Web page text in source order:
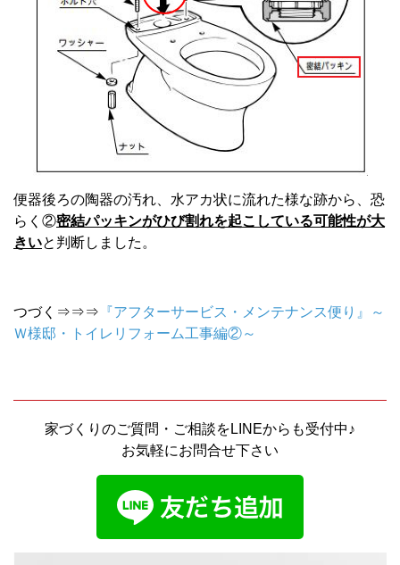
便器後ろの陶器の汚れ、水アカ状に流れた様な跡から、恐
らく②密結パッキンがひび割れを起こしている可能性が大
きいと判断しました。
つづく⇒⇒⇒ 『アフターサービス・メンテナンス便り』～
Ｗ様邸・トイレリフォーム工事編②～
家づくりのご質問・ご相談をLINEからも受付中♪
お気軽にお問合せ下さい